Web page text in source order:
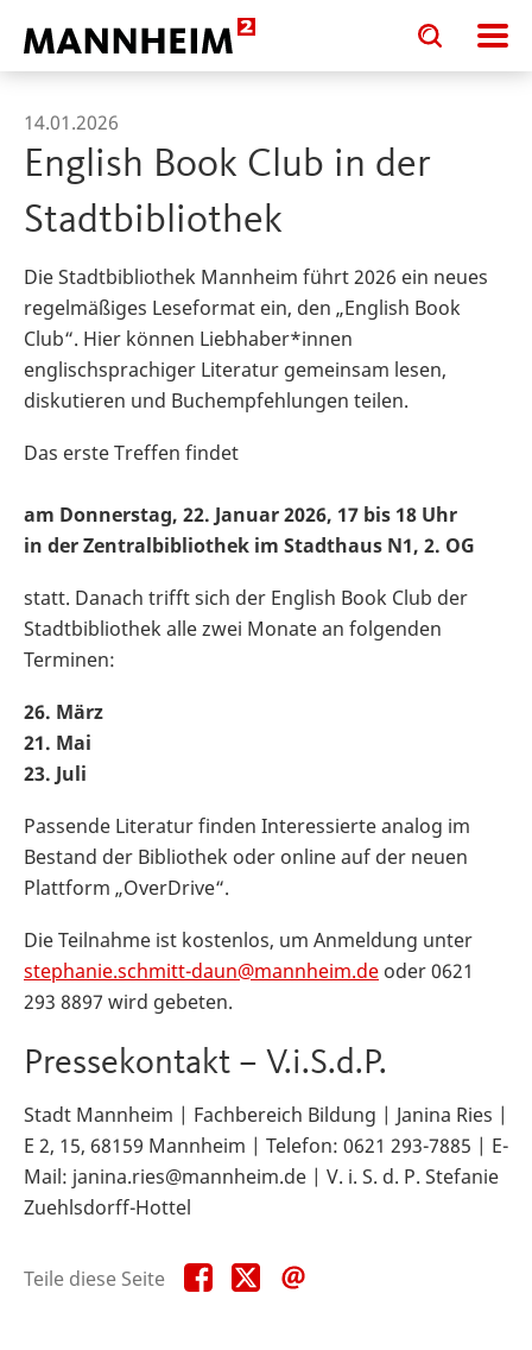
Toggle
search
input
Toggle
search
input
14.01.2026
English Book Club in der
Stadtbibliothek
Die Stadtbibliothek Mannheim führt 2026 ein neues
regelmäßiges Leseformat ein, den „English Book
Club“. Hier können Liebhaber*innen
englischsprachiger Literatur gemeinsam lesen,
diskutieren und Buchempfehlungen teilen.
Das erste Treffen findet
am Donnerstag, 22. Januar 2026, 17 bis 18 Uhr
in der Zentralbibliothek im Stadthaus N1, 2. OG
statt. Danach trifft sich der English Book Club der
Stadtbibliothek alle zwei Monate an folgenden
Terminen:
26. März
21. Mai
23. Juli
Passende Literatur finden Interessierte analog im
Bestand der Bibliothek oder online auf der neuen
Plattform „OverDrive“.
Die Teilnahme ist kostenlos, um Anmeldung unter
stephanie.schmitt-daun@mannheim.de oder 0621
293 8897 wird gebeten.
Pressekontakt – V.i.S.d.P.
Stadt Mannheim | Fachbereich Bildung | Janina Ries |
E 2, 15, 68159 Mannheim | Telefon: 0621 293-7885 | E-
Mail: janina.ries@mannheim.de | V. i. S. d. P. Stefanie
Zuehlsdorff-Hottel
Teile diese Seite Teile
diese
Teile
diese